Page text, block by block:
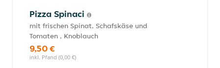
Pizza Spinaci
mit frischen Spinat, Schafskäse und
Tomaten , Knoblauch
9,50 €
inkl. Pfand (0,00 €)